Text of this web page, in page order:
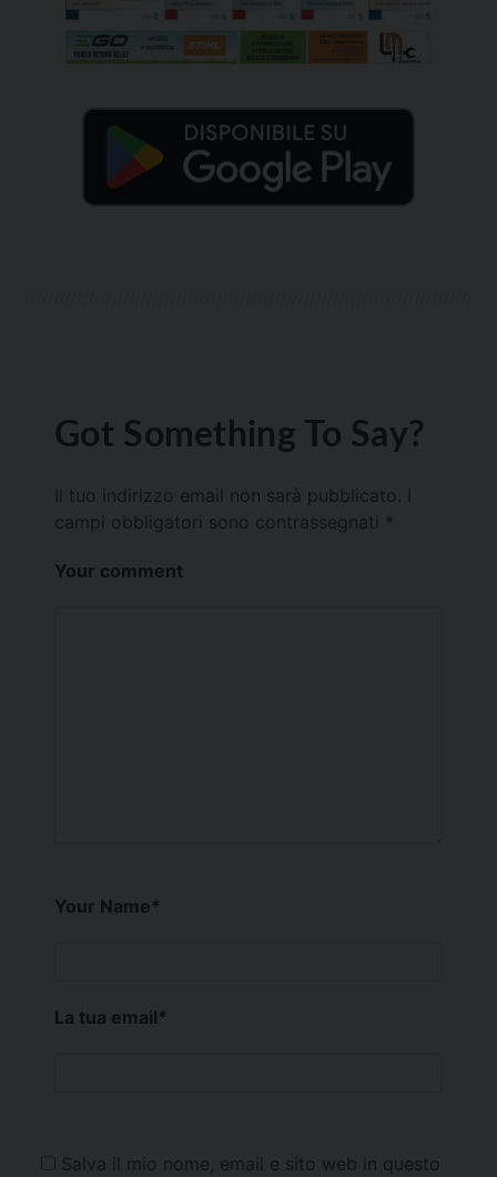
Got Something To Say?
Il tuo indirizzo email non sarà pubblicato.
campi obbligatori sono contrassegnati *
Your comment
Your Name*
La tua email*
Salva il mio nome, email e sito web in questo